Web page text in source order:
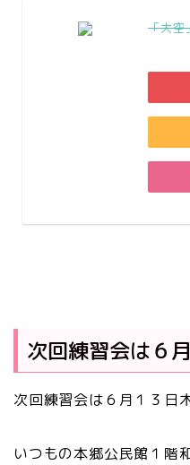
「大
次回練習会は６
次回練習会は６月１３日
いつもの本郷公民館１階